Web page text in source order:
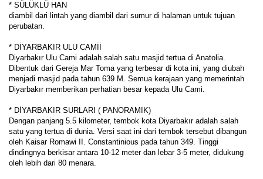
* SÜLÜKLÜ HAN
diambil dari lintah yang diambil dari sumur di halaman untuk tujuan
perubatan.
* DİYARBAKIR ULU CAMİİ
Diyarbakır Ulu Cami adalah salah satu masjid tertua di Anatolia.
Dibentuk dari Gereja Mar Toma yang terbesar di kota ini, yang diubah
menjadi masjid pada tahun 639 M. Semua kerajaan yang memerintah
Diyarbakır memberikan perhatian besar kepada Ulu Cami.
* DİYARBAKIR SURLARI ( PANORAMIK)
Dengan panjang 5.5 kilometer, tembok kota Diyarbakır adalah salah
satu yang tertua di dunia. Versi saat ini dari tembok tersebut dibangun
oleh Kaisar Romawi II. Constantinious pada tahun 349. Tinggi
dindingnya berkisar antara 10-12 meter dan lebar 3-5 meter, didukung
oleh lebih dari 80 menara.